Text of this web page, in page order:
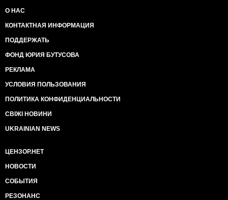
О НАС
КОНТАКТНАЯ ИНФОРМАЦИЯ
ПОДДЕРЖАТЬ
ФОНД ЮРИЯ БУТУСОВА
РЕКЛАМА
УСЛОВИЯ ПОЛЬЗОВАНИЯ
ПОЛИТИКА КОНФИДЕНЦИАЛЬНОСТИ
СВІЖІ НОВИНИ
UKRAINIAN NEWS
ЦЕНЗОР.НЕТ
НОВОСТИ
СОБЫТИЯ
РЕЗОНАНС